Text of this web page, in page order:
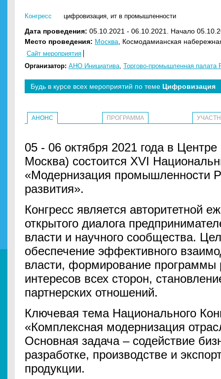
Конгресс цифровизация, ит в промышленности
Дата проведения: 05.10.2021 - 06.10.2021. Начало
Место проведения: Москва , Космодамианская
Сайт мероприятия
Организатор: АНО Инициатива, Торгово-промышленная
Будь в курсе всех мероприятий по теме Цифровизация
АНОНС ПРОГРАММА
05 - 06 октября 2021 года в
Москва) состоится XVI
«Модернизация промышленности
развития».
Конгресс является авторитетной
открытого диалога
власти и научного сообщества.
обеспечение эффективного
власти, формирование программы
интересов всех сторон,
партнерских отношений.
Ключевая тема Национального
«Комплексная модернизация
Основная задача – содействие
разработке, производстве и
продукции.